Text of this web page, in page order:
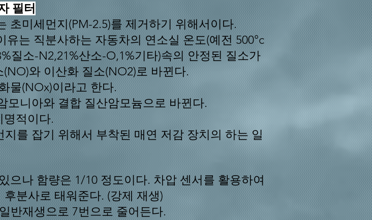
필터
초미세먼지(PM-2.5)를 제거하기 위해서이다.
는 직분사하는 자동차의 연소실 온도(예전 500°c
질소-N2,21%산소-O,1%기타)속의 안정된 질소가
와 이산화 질소(NO2)로 바뀐다.
물(NOx)이라고 한다.
모니아와 결합 질산암모늄으로 바뀐다.
적이다.
를 잡기 위해서 부착된 매연 저감 장치의 하는 일
으나 함량은 1/10 정도이다. 차압 센서를 활용하여
분사로 태워준다. (강제 재생)
반재생으로 7번으로 줄어든다.